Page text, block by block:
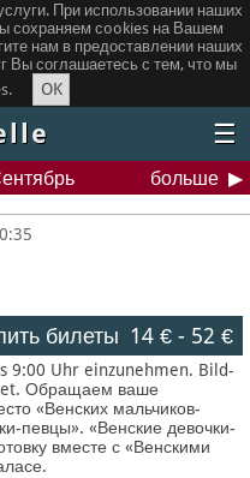
При использовании наших
сохраняем сookies на Вашем
нам в предоставлении наших
Вы соглашаетесь с тем, что мы
OK
☰
больше
билеты 14 €- 52 €
9:00 Uhr einzunehmen. Bild-
Обращаем ваше
«Венских мальчиков-
певцы». «Венские девочки-
вместе с «Венскими